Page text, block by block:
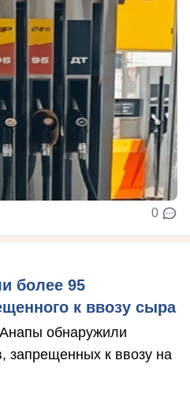
0
более 95
к ввозу сыра
обнаружили
запрещенных к ввозу на